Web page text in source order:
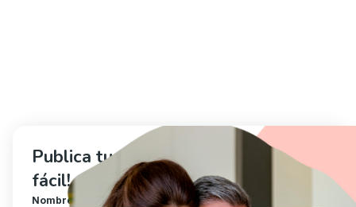
Publica tu propiedad ahora, ¡es muy
fácil!
Nombre*